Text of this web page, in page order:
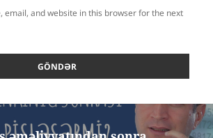
email, and website in this browser for the next